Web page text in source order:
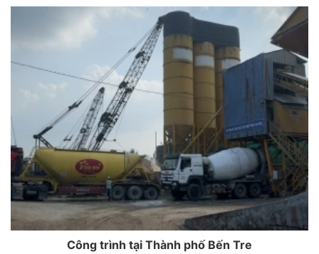
Công trình tại Thành phố Bến Tre